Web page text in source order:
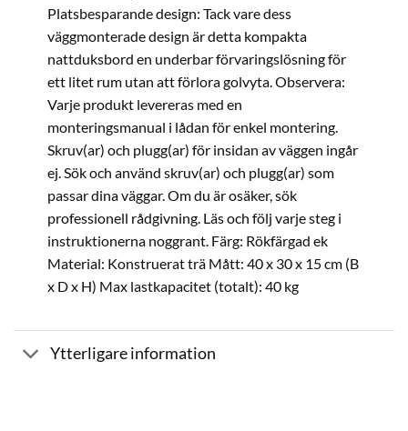
Platsbesparande design: Tack vare dess
väggmonterade design är detta kompakta
nattduksbord en underbar förvaringslösning för
ett litet rum utan att förlora golvyta. Observera:
Varje produkt levereras med en
monteringsmanual i lådan för enkel montering.
Skruv(ar) och plugg(ar) för insidan av väggen ingår
ej. Sök och använd skruv(ar) och plugg(ar) som
passar dina väggar. Om du är osäker, sök
professionell rådgivning. Läs och följ varje steg i
instruktionerna noggrant. Färg: Rökfärgad ek
Material: Konstruerat trä Mått: 40 x 30 x 15 cm (B
x D x H) Max lastkapacitet (totalt): 40 kg
Ytterligare information